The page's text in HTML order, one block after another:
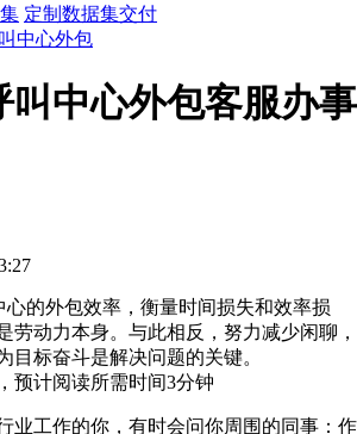
定制数据集交付
中心外包
叫中心外包客服办事
心的外包效率，衡量时间损失和效率损
劳动力本身。与此相反，努力减少闲聊，
目标奋斗是解决问题的关键。
预计阅读所需时间3分钟
业工作的你，有时会问你周围的同事：作